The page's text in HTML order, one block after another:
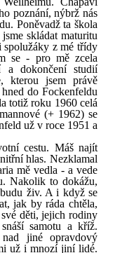
poznání, nýbrž nás
Poněvadž ta škola
skládat maturitu
spolužáky z mé třídy
se - pro mě zcela
a dokončení studií
kterou jsem právě
do Fockenfeldu
totiž roku 1960 celá
(+ 1962) se
už v roce 1951 a
cestu. Máš najít
hlas. Nezklamal
mě vedla - a vede
Nakolik to dokážu,
živ. A i když se
jak by ráda chtěla,
děti, jejich rodiny
samotu a kříž.
jiné opravdový
už i mnozí jiní lidé.